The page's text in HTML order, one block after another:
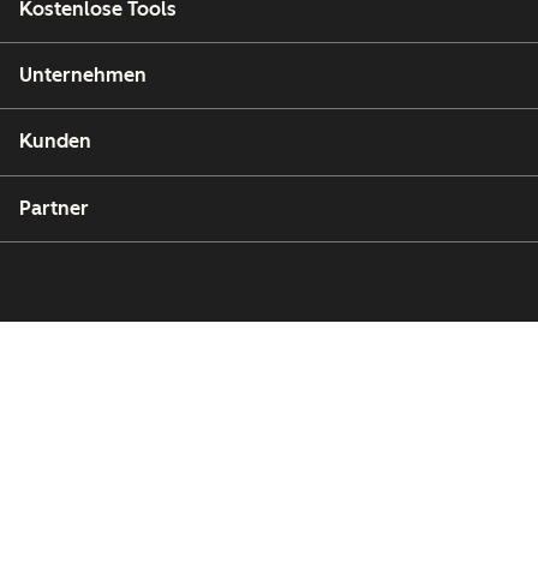
Kostenlose Tools
Unternehmen
Kunden
Partner